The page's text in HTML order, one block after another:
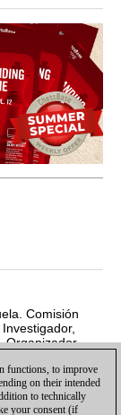
Comisión
Organizador
functions, to improve
on their intended
to technically
your consent (if